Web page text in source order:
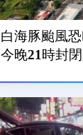
白海豚颱風
今晚21時封